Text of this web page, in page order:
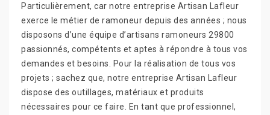
Particulièrement, car notre entreprise Artisan Lafleur
exerce le métier de ramoneur depuis des années ; nous
disposons d’une équipe d’artisans ramoneurs 29800
passionnés, compétents et aptes à répondre à tous vos
demandes et besoins. Pour la réalisation de tous vos
projets ; sachez que, notre entreprise Artisan Lafleur
dispose des outillages, matériaux et produits
nécessaires pour ce faire. En tant que professionnel,